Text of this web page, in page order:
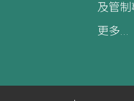
及管制
更多...